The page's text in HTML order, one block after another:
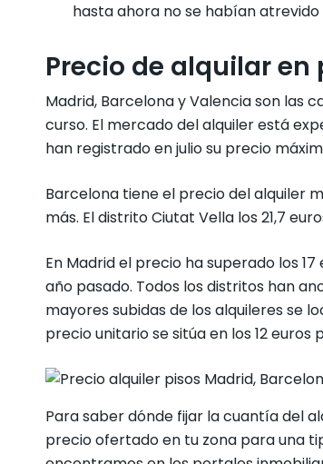
hasta ahora no se habían atrevido
Precio de alquilar
Madrid, Barcelona y Valencia son las
curso. El mercado del alquiler está
han registrado en julio su precio
Barcelona tiene el precio del alquiler
más. El distrito Ciutat Vella los 21,7
En Madrid el precio ha superado los
año pasado. Todos los distritos han
mayores subidas de los alquileres se
precio unitario se sitúa en los 12
Para saber dónde fijar la cuantía del
precio ofertado en tu zona para una